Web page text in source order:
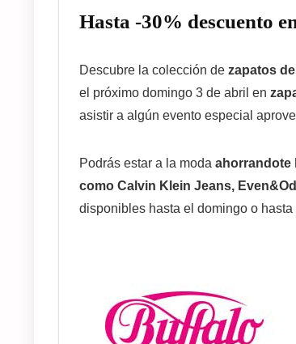
Hasta -30% descuento
Descubre la colección de zapatos
el próximo domingo 3 de abril en
asistir a algún evento especial
Podrás estar a la moda ahorrandote
como Calvin Klein Jeans,
disponibles hasta el domingo o